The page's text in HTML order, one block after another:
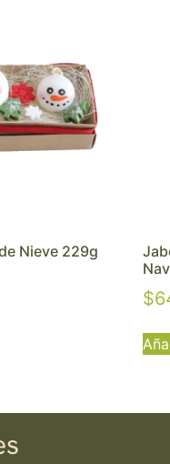
Nieve 229g
$